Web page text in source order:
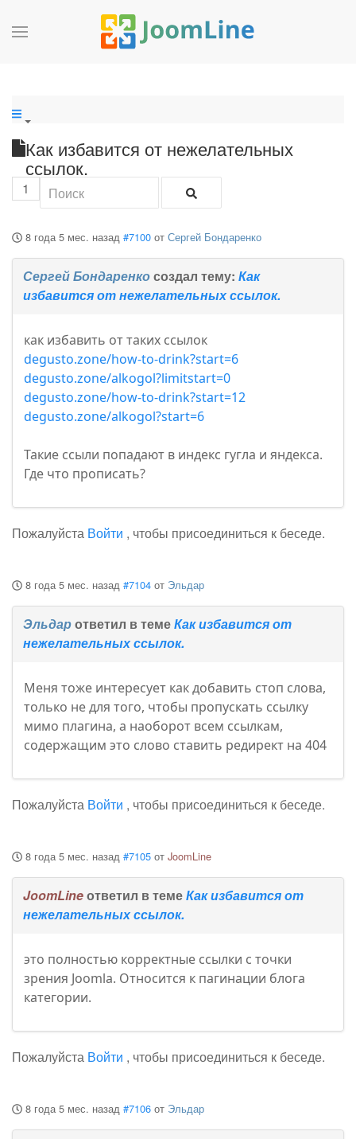
Как избавится от нежелательных
ссылок.
1
8 года 5 мес. назад #7100 от Сергей Бондаренко
Сергей Бондаренкосоздал тему: Как
избавится от нежелательных ссылок.
как избавить от таких ссылок
degusto.zone/how-to-drink?start=6
degusto.zone/alkogol?limitstart=0
degusto.zone/how-to-drink?start=12
degusto.zone/alkogol?start=6
Такие ссыли попадают в индекс гугла и яндекса.
Где что прописать?
Пожалуйста Войти , чтобы присоединиться к беседе.
8 года 5 мес. назад #7104 от Эльдар
Эльдарответил в темеКак избавится от
нежелательных ссылок.
Меня тоже интересует как добавить стоп слова,
только не для того, чтобы пропускать ссылку
мимо плагина, а наоборот всем ссылкам,
содержащим это слово ставить редирект на 404
Пожалуйста Войти , чтобы присоединиться к беседе.
8 года 5 мес. назад #7105 от JoomLine
JoomLineответил в темеКак избавится от
нежелательных ссылок.
это полностью корректные ссылки с точки
зрения Joomla. Относится к пагинации блога
категории.
Пожалуйста Войти , чтобы присоединиться к беседе.
8 года 5 мес. назад #7106 от Эльдар